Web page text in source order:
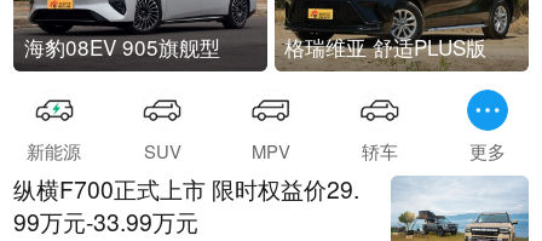
海豹08EV 905旗舰型 格瑞维亚 舒适PLUS版
新能源 SUV MPV 轿车 更多
纵横F700正式上市 限时权益价29.
99万元-33.99万元